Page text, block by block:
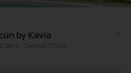
by Kavia
SM 5 , Cancun 77500